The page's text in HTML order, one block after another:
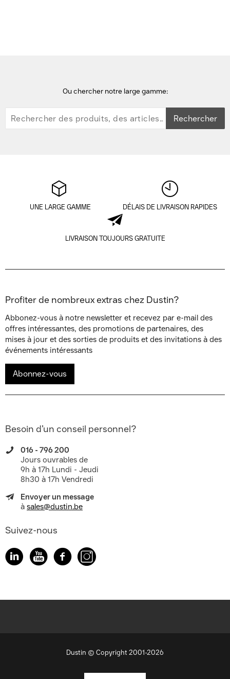
Ou chercher notre large gamme:
Rechercher
UNE LARGE GAMME DÉLAIS DE LIVRAISON RAPIDES
LIVRAISON TOUJOURS GRATUITE
Profiter de nombreux extras chez Dustin?
Abbonez-vous à notre newsletter et recevez par e-mail des
offres intéressantes, des promotions de partenaires, des
mises à jour et des sorties de produits et des invitations à des
événements intéressants
Abonnez-vous
Besoin d’un conseil personnel?
016 - 796 200
Jours ouvrables de
9h à 17h Lundi - Jeudi
8h30 à 17h Vendredi
Envoyer un message
à sales@dustin.be
Suivez-nous
Dustin © Copyright 2001-2026